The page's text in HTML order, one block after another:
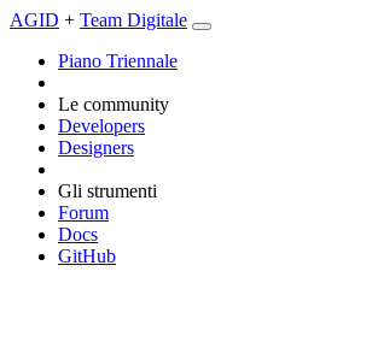
AGID + Team Digitale
Piano Triennale
Le community
Developers
Designers
Gli strumenti
Forum
Docs
GitHub